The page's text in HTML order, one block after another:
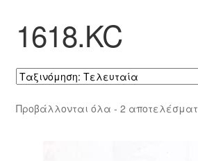
Επικοινωνία
Καροτσάκι
Μεταφορά
1618.KC
Προβάλλονται όλα - 2